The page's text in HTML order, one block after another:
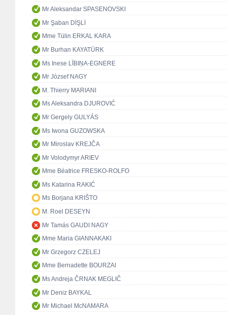
Mr Aleksandar SPASENOVSKI
Mr Şaban DİŞLİ
Mme Tülin ERKAL KARA
Mr Burhan KAYATÜRK
Ms Inese LĪBIŅA-EGNERE
Mr József NAGY
M. Thierry MARIANI
Ms Aleksandra DJUROVIĆ
Mr Gergely GULYÁS
Ms Iwona GUZOWSKA
Mr Miroslav KREJČA
Mr Volodymyr ARIEV
Mme Béatrice FRESKO-ROLFO
Ms Katarina RAKIĆ
Ms Borjana KRIŠTO
M. Roel DESEYN
Mr Tamás GAUDI NAGY
Mme Maria GIANNAKAKI
Mr Grzegorz CZELEJ
Mme Bernadette BOURZAI
Ms Andreja ČRNAK MEGLIČ
Mr Deniz BAYKAL
Mr Michael McNAMARA